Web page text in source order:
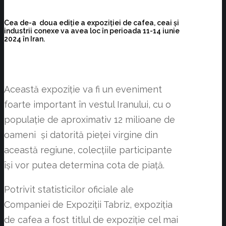
Cea de-a doua ediție a expoziției de cafea, ceai și
industrii conexe va avea loc în perioada 11-14 iunie
2024 în Iran.
Această expoziție va fi un eveniment
foarte important în vestul Iranului, cu o
populație de aproximativ 12 milioane de
oameni și datorită pieței virgine din
această regiune, colecțiile participante
își vor putea determina cota de piață.
Potrivit statisticilor oficiale ale
Companiei de Expoziții Tabriz, expoziția
de cafea a fost titlul de expoziție cel mai